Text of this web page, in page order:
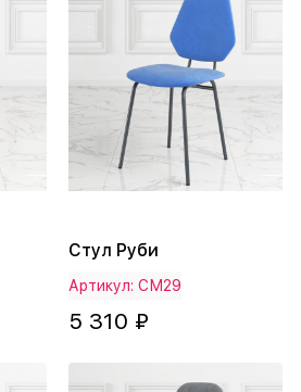
Стул Руби
Артикул: СМ29
5 310 ₽